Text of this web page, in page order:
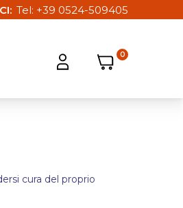
Tel: +39 0524-509405
Apri strumenti utente
Carrello
Carrello
0
cura del proprio